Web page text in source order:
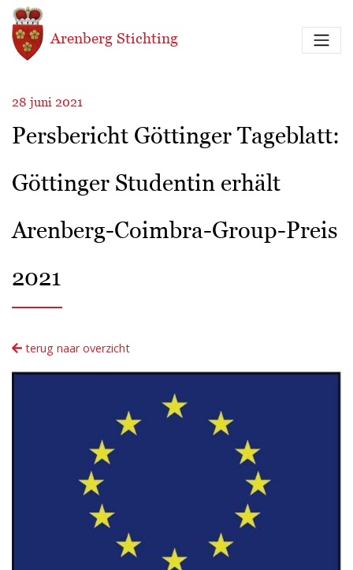
Overslaan en naar de inhoud gaan
Arenberg Stichting
28 juni 2021
Persbericht Göttinger Tageblatt:
Göttinger Studentin erhält
Arenberg-Coimbra-Group-Preis
2021
terug naar overzicht